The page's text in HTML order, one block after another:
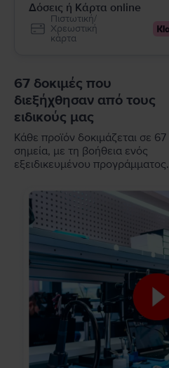
Δόσεις ή Κάρτα online
Πιστωτική/
Χρεωστική
κάρτα
67 δοκιμές που
διεξήχθησαν από τους
ειδικούς μας
Κάθε προϊόν δοκιμάζεται σε 67
σημεία, με τη βοήθεια ενός
εξειδικευμένου προγράμματος.